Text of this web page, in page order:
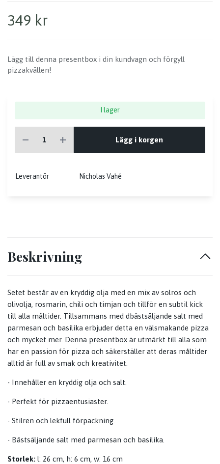
349 kr
Lägg till denna presentbox i din kundvagn och förgyll
pizzakvällen!
I lager
Lägg i korgen
Leverantör Nicholas Vahé
Beskrivning
Setet består av en kryddig olja med en mix av solros och
olivolja, rosmarin, chili och timjan och tillför en subtil kick
till alla måltider. Tillsammans med dbästsäljande salt med
parmesan och basilika erbjuder detta en välsmakande pizza
och mycket mer. Denna presentbox är utmärkt till alla som
har en passion för pizza och säkerställer att deras måltider
alltid är full av smak och kreativitet.
- Innehåller en kryddig olja och salt.
- Perfekt för pizzaentusiaster.
- Stilren och lekfull förpackning.
- Bästsäljande salt med parmesan och basilika.
Storlek: l: 26 cm, h: 6 cm, w: 16 cm